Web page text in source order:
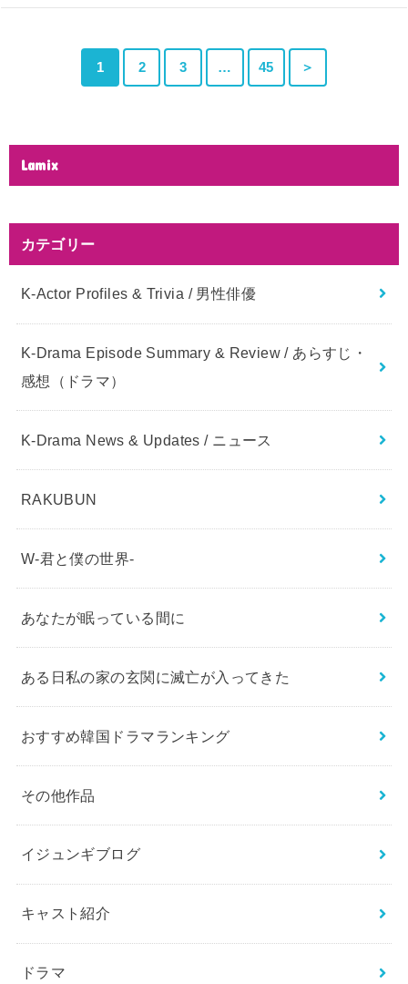
1 2 3 … 45 ＞
Lamix
カテゴリー
K-Actor Profiles & Trivia / 男性俳優
K-Drama Episode Summary & Review / あらすじ・
感想（ドラマ）
K-Drama News & Updates / ニュース
RAKUBUN
W-君と僕の世界-
あなたが眠っている間に
ある日私の家の玄関に滅亡が入ってきた
おすすめ韓国ドラマランキング
その他作品
イジュンギブログ
キャスト紹介
ドラマ